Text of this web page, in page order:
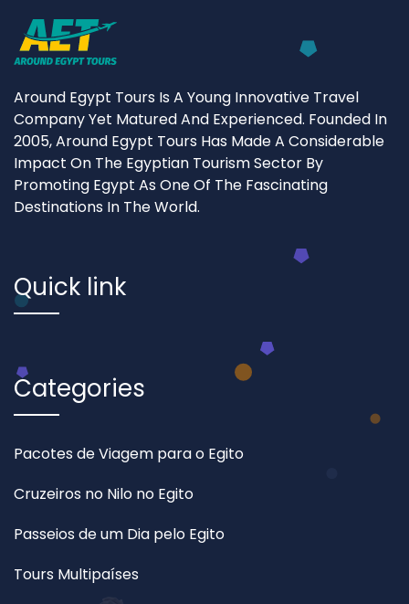
Around Egypt Tours Is A Young Innovative Travel
Company Yet Matured And Experienced. Founded In
2005, Around Egypt Tours Has Made A Considerable
Impact On The Egyptian Tourism Sector By
Promoting Egypt As One Of The Fascinating
Destinations In The World.
Quick link
Categories
Pacotes de Viagem para o Egito
Cruzeiros no Nilo no Egito
Passeios de um Dia pelo Egito
Tours Multipaíses